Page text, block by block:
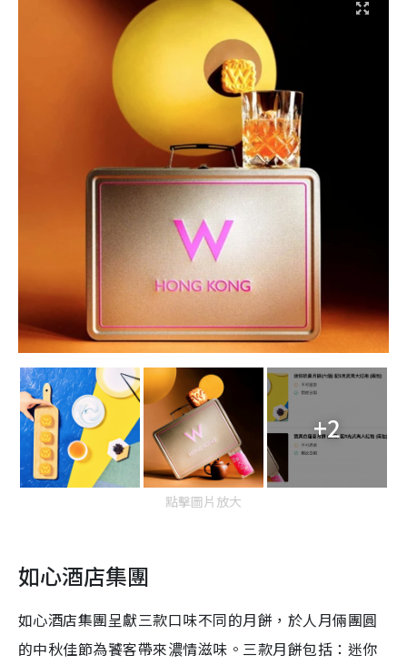
+2
點擊圖片放大
如心酒店集團
如心酒店集團呈獻三款口味不同的月餅，於人月倆團圓
的中秋佳節為饕客帶來濃情滋味。三款月餅包括：迷你